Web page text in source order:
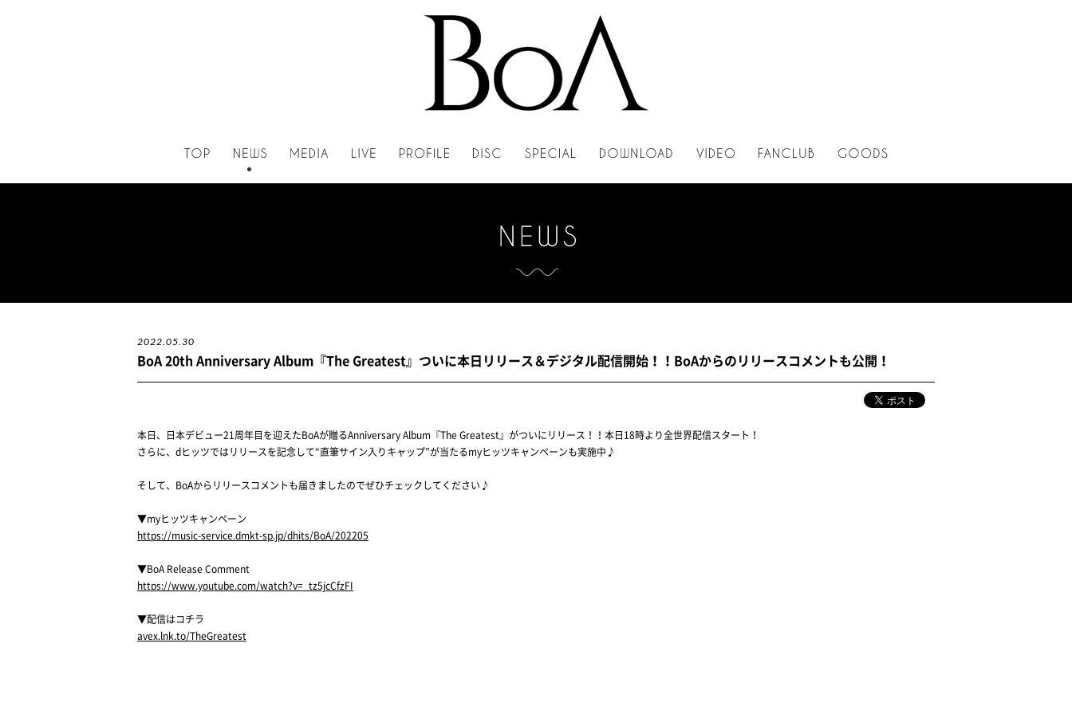
2022.05.30
BoA 20th Anniversary Album『The Greatest』ついに本日リリース＆デジタル配信開始！！BoAからのリリースコメントも公開！
本日、日本デビュー21周年目を迎えたBoAが贈るAnniversary Album『The Greatest』がついにリリース！！本日18時より全世界配信スタート！
さらに、dヒッツではリリースを記念して“直筆サイン入りキャップ”が当たるmyヒッツキャンペーンも実施中♪
そして、BoAからリリースコメントも届きましたのでぜひチェックしてください♪
▼myヒッツキャンペーン
https://music-service.dmkt-sp.jp/dhits/BoA/202205
▼BoA Release Comment
https://www.youtube.com/watch?v=_tz5jcCfzFI
▼配信はコチラ
avex.lnk.to/TheGreatest